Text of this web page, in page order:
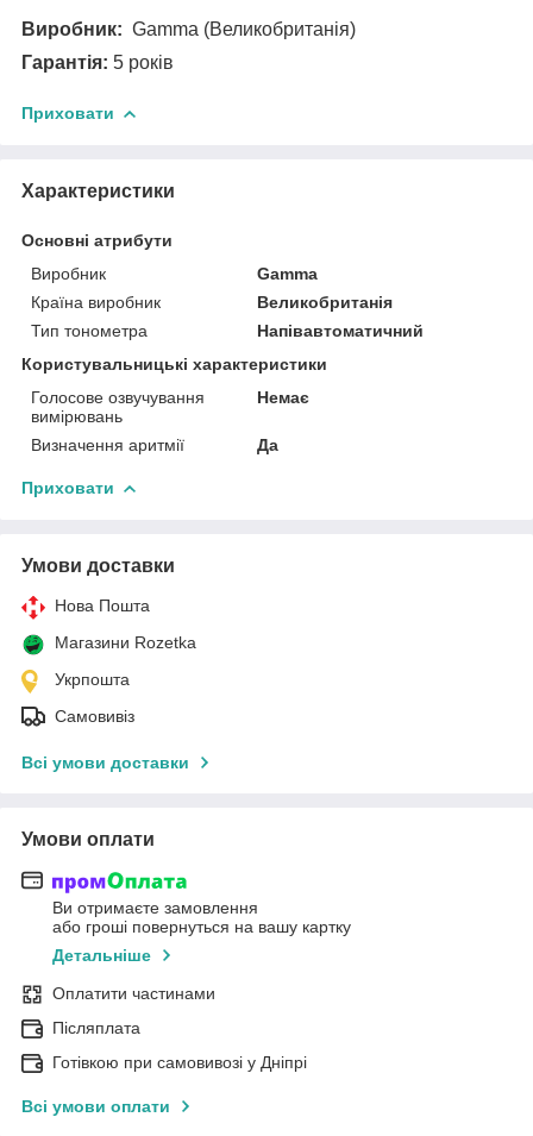
Виробник: Gamma (Великобританія)
Гарантія: 5 років
Приховати
Характеристики
Основні атрибути
Виробник
Gamma
Країна виробник
Великобританія
Тип тонометра
Напівавтоматичний
Користувальницькі характеристики
Голосове озвучування
вимірювань
Немає
Визначення аритмії Да
Приховати
Умови доставки
Нова Пошта
Магазини Rozetka
Укрпошта
Самовивіз
Всі умови доставки
Умови оплати
Ви отримаєте замовлення
або гроші повернуться на вашу картку
Детальніше
Оплатити частинами
Післяплата
Готівкою при самовивозі у Дніпрі
Всі умови оплати